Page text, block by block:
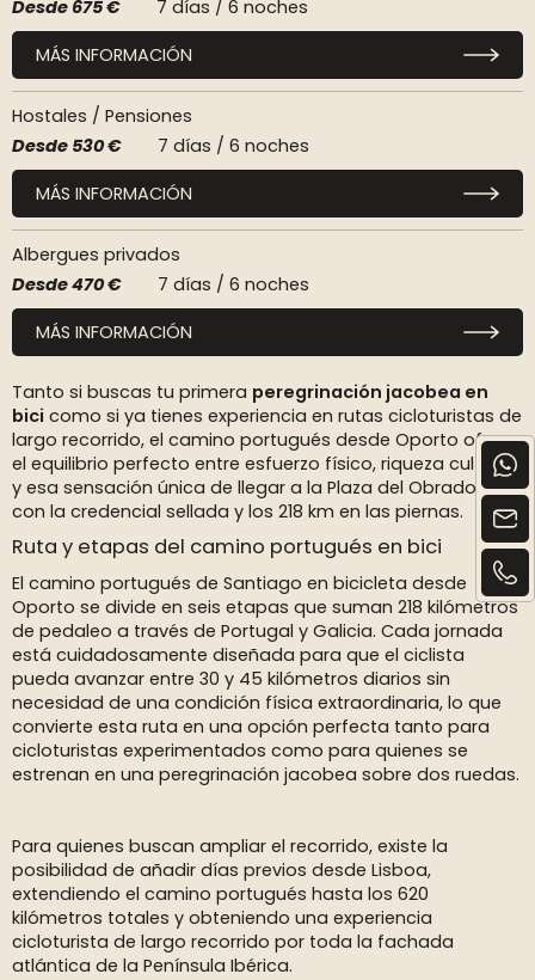
Desde 675 €
7 días / 6 noches
MÁS INFORMACIÓN
Hostales / Pensiones
Desde 530 €
7 días / 6 noches
MÁS INFORMACIÓN
Albergues privados
Desde470 €
7 días / 6 noches
MÁS INFORMACIÓN
Tanto si buscas tu primera peregrinación jacobea en
bici como si ya tienes experiencia en rutas cicloturistas de
largo recorrido, el camino portugués desde Oporto ofrece
el equilibrio perfecto entre esfuerzo físico, riqueza cultural
y esa sensación única de llegar a la Plaza del Obradoiro
con la credencial sellada y los 218 km en las piernas.
Ruta y etapas del camino portugués en bici
El camino portugués de Santiago en bicicleta desde
Oporto se divide en seis etapas que suman 218 kilómetros
de pedaleo a través de Portugal y Galicia. Cada jornada
está cuidadosamente diseñada para que el ciclista
pueda avanzar entre 30 y 45 kilómetros diarios sin
necesidad de una condición física extraordinaria, lo que
convierte esta ruta en una opción perfecta tanto para
cicloturistas experimentados como para quienes se
estrenan en una peregrinación jacobea sobre dos ruedas.
Para quienes buscan ampliar el recorrido, existe la
posibilidad de añadir días previos desde Lisboa,
extendiendo el camino portugués hasta los 620
kilómetros totales y obteniendo una experiencia
cicloturista de largo recorrido por toda la fachada
atlántica de la Península Ibérica.